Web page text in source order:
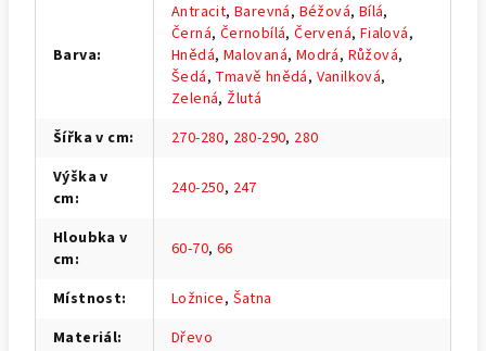
Barva:
Antracit,Barevná, Béžová, Bílá,
Černá, Černobílá,Červená, Fialová,
Hnědá, Malovaná, Modrá, Růžová,
Šedá, Tmavě hnědá, Vanilková,
Zelená, Žlutá
Šířka v cm: 270-280, 280-290, 280
Výška v
cm: 240-250, 247
Hloubka v
cm: 60-70, 66
Místnost: Ložnice, Šatna
Materiál: Dřevo